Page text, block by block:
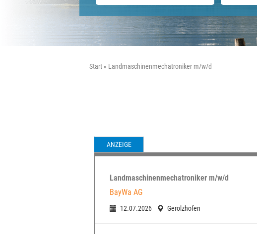
Start Landmaschinenmechatroniker m/w/d
ANZEIGE
Landmaschinenmechatroniker m/w/d
BayWa AG
12.07.2026 Gerolzhofen